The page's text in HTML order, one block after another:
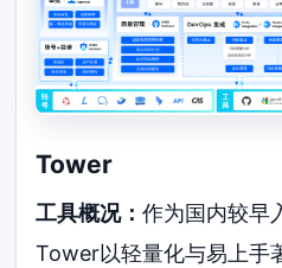
Tower
工具概况：作为国内较早
Tower以轻量化与易上手